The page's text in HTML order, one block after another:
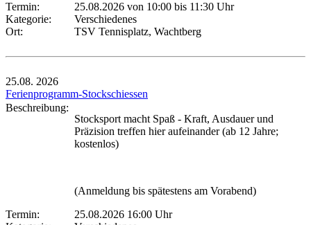
Termin:
25.08.2026 von 10:00 bis 11:30 Uhr
Kategorie:
Verschiedenes
Ort:
TSV Tennisplatz, Wachtberg
25.08. 2026
Ferienprogramm-Stockschiessen
Beschreibung:
Stocksport macht Spaß - Kraft, Ausdauer und
Präzision treffen hier aufeinander (ab 12 Jahre;
kostenlos)
(Anmeldung bis spätestens am Vorabend)
Termin:
25.08.2026 16:00 Uhr